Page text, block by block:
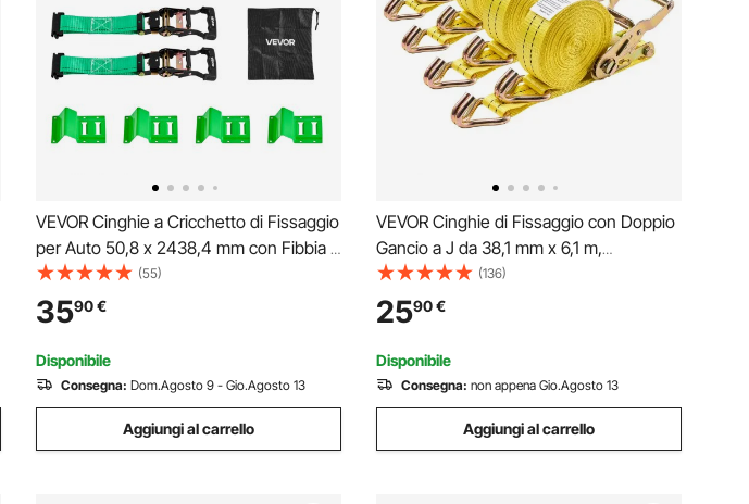
VEVOR Cinghie a Cricchetto di Fissaggio
per Auto 50,8 x 2438,4 mm con Fibbia e
Resistenza alla Trazione di 1986,73 kg e
Capacità di Carico di 662 kg, Cinghia di
Fissaggio per Ruote, SUV, Rimorchi
(55)
3590€
Disponibile
Consegna: Dom.Agosto 9 - Gio.Agosto 13
Aggiungi al carrello
VEVOR Cinghie di Fissaggio con Doppio
Gancio a J da 38,1 mm x 6,1 m,
Resistenza alla Rottura di 2000 kg, Borsa
per il Trasporto, per Traslochi, Rimorchi,
Motociclette, Kayak, Tetto, Confezione
da 4
(136)
2590€
Disponibile
Consegna: non appena Gio.Agosto 13
Aggiungi al carrello